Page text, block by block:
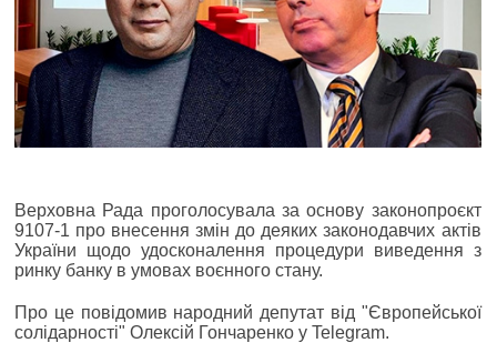
Верховна Рада проголосувала за основу законопроєкт
9107-1 про внесення змін до деяких законодавчих актів
України щодо удосконалення процедури виведення з
ринку банку в умовах воєнного стану.
Про це повідомив народний депутат від "Європейської
солідарності" Олексій Гончаренко у Telegram.